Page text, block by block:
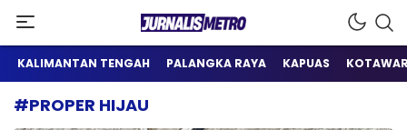
Jurnalis Metro
Satu Wadah Informasi
KALIMANTAN TENGAH PALANGKA RAYA KAPUAS
#PROPER HIJAU